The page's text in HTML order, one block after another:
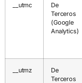
__utmc
De
Terceros
(Google
Analytics)
__utmz
De
Terceros